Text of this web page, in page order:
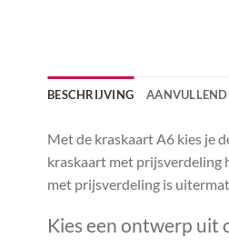
BESCHRIJVING
Met de kraskaart A6 kies je
kraskaart met prijsverdeling
met prijsverdeling is
Kies een ontwerp uit